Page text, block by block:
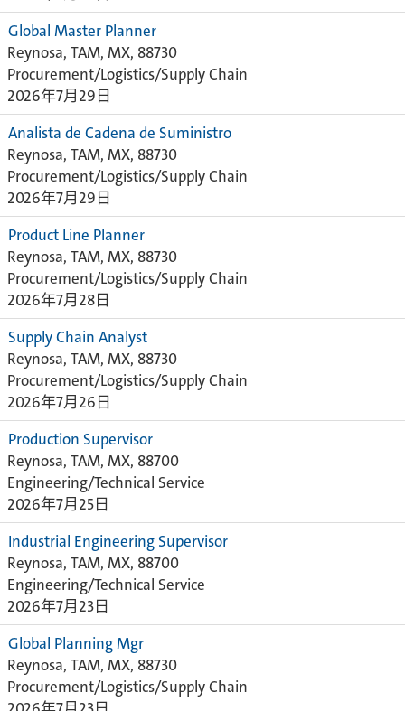
Global Master Planner
Reynosa, TAM, MX, 88730
Procurement/Logistics/Supply Chain
2026年7月29日
Analista de Cadena de Suministro
Reynosa, TAM, MX, 88730
Procurement/Logistics/Supply Chain
2026年7月29日
Product Line Planner
Reynosa, TAM, MX, 88730
Procurement/Logistics/Supply Chain
2026年7月28日
Supply Chain Analyst
Reynosa, TAM, MX, 88730
Procurement/Logistics/Supply Chain
2026年7月26日
Production Supervisor
Reynosa, TAM, MX, 88700
Engineering/Technical Service
2026年7月25日
Industrial Engineering Supervisor
Reynosa, TAM, MX, 88700
Engineering/Technical Service
2026年7月23日
Global Planning Mgr
Reynosa, TAM, MX, 88730
Procurement/Logistics/Supply Chain